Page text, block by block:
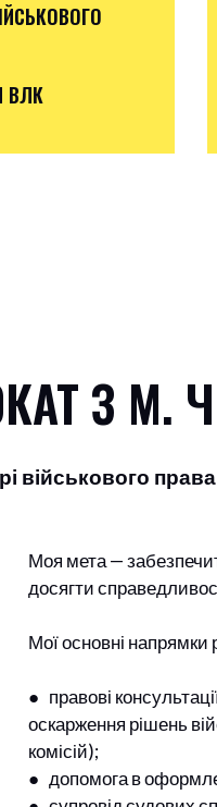
ВЛК
З М.
військового права
Моя мета —
досягти
Мої основні напрямки
● правові
оскарження рішень
комісій);
● допомога в